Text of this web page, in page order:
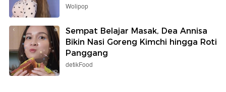
Wolipop
Sempat Belajar Masak, Dea Annisa
Bikin Nasi Goreng Kimchi hingga Roti
Panggang
detikFood